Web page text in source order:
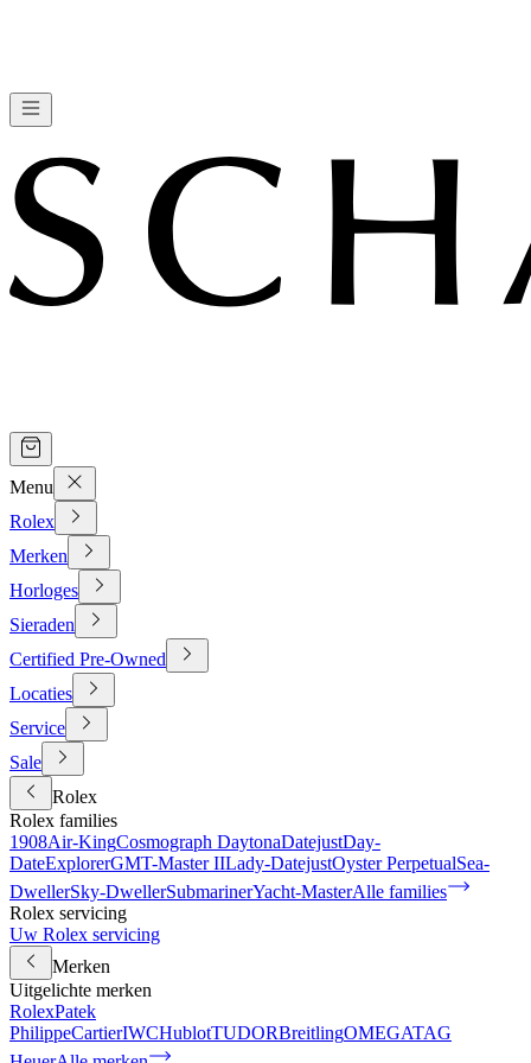
Menu
Rolex
Merken
Horloges
Sieraden
Certified Pre-Owned
Locaties
Service
Sale
Rolex
Rolex families
1908Air-KingCosmograph DaytonaDatejustDay-
DateExplorerGMT-Master IILady-DatejustOyster PerpetualSea-
DwellerSky-DwellerSubmarinerYacht-MasterAlle families
Rolex servicing
Uw Rolex servicing
Merken
Uitgelichte merken
RolexPatek
PhilippeCartierIWCHublotTUDORBreitlingOMEGATAG